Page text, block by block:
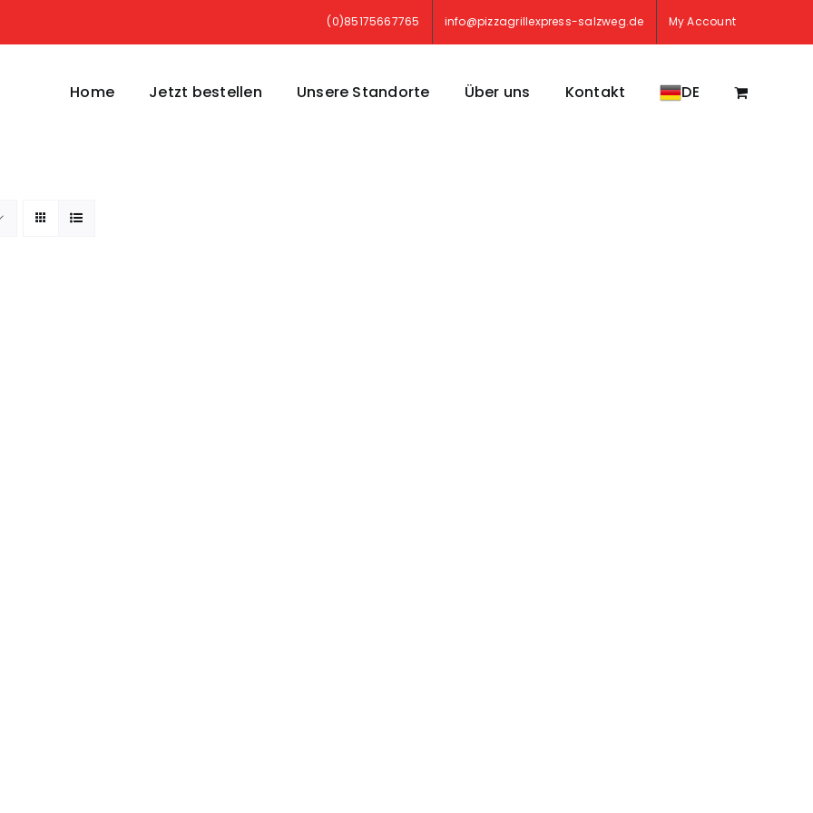
(0)85175667765 info@pizzagrillexpress-salzweg.de My Account
Home Jetzt bestellen Unsere Standorte Über uns Kontakt DE